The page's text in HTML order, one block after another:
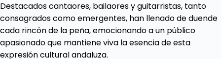
Destacados cantaores, bailaores y guitarristas, tanto
consagrados como emergentes, han llenado de duende
cada rincón de la peña, emocionando a un público
apasionado que mantiene viva la esencia de esta
expresión cultural andaluza.